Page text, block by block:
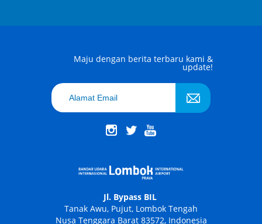
Maju dengan berita terbaru kami &
update!
Jl. Bypass BIL
Tanak Awu, Pujut, Lombok Tengah
Nusa Tenggara Barat 83572, Indonesia